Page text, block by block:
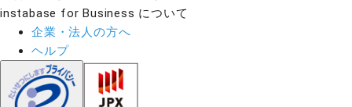
instabase for Business について
企業・法人の方へ
ヘルプ